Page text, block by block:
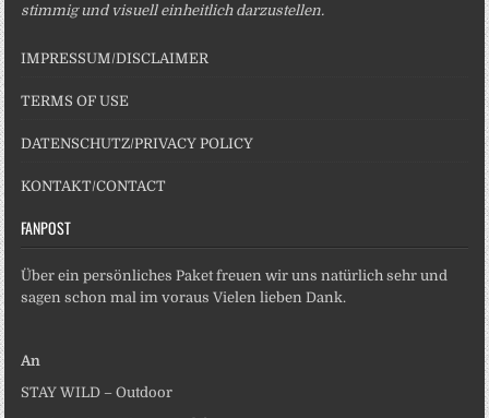
stimmig und visuell einheitlich darzustellen.
IMPRESSUM/DISCLAIMER
TERMS OF USE
DATENSCHUTZ/PRIVACY POLICY
KONTAKT/CONTACT
FANPOST
Über ein persönliches Paket freuen wir uns natürlich sehr und
sagen schon mal im voraus Vielen lieben Dank.
An
STAY WILD – Outdoor